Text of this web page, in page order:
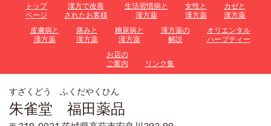
トップ
ページ
漢方で改善
されたお客様
生活習慣病と
漢方薬
女性と
漢方薬
カゼと
漢方薬
皮膚病と
漢方薬
痛みと
漢方薬
糖尿病と
漢方薬
漢方薬の
解説
オリエンタル
ハーブティー
お店の
ご案内
リンク集
すざくどう ふくだやくひん
朱雀堂 福田薬品